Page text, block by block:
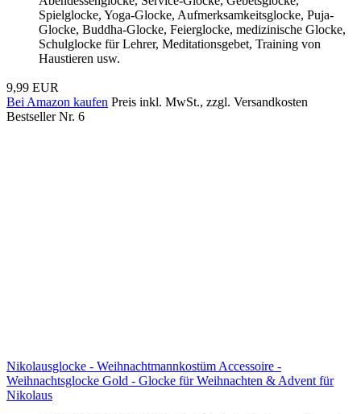
Spielglocke, Yoga-Glocke, Aufmerksamkeitsglocke, Puja-
Glocke, Buddha-Glocke, Feierglocke, medizinische Glocke,
Schulglocke für Lehrer, Meditationsgebet, Training von
Haustieren usw.
9,99 EUR
Bei Amazon kaufen Preis inkl. MwSt., zzgl. Versandkosten
Bestseller Nr. 6
Nikolausglocke - Weihnachtmannkostüm Accessoire -
Weihnachtsglocke Gold - Glocke für Weihnachten & Advent für
Nikolaus